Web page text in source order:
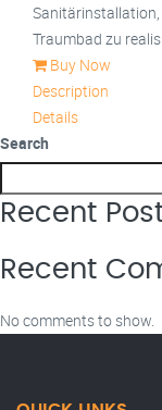
Traumbad zu
Buy Now
Description
Details
Search
Recent
Recent
No comments to show.